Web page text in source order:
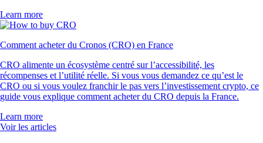
Learn more
Comment acheter du Cronos (CRO) en France
CRO alimente un écosystème centré sur l’accessibilité, les
récompenses et l’utilité réelle. Si vous vous demandez ce qu’est le
CRO ou si vous voulez franchir le pas vers l’investissement crypto, ce
guide vous explique comment acheter du CRO depuis la France.
Learn more
Voir les articles